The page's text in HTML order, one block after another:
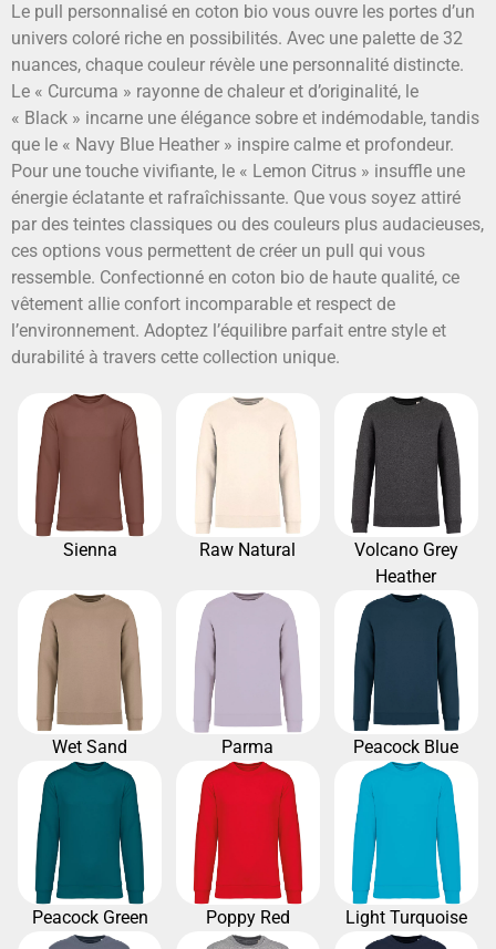
Le pull personnalisé en coton bio vous ouvre les portes d’un
univers coloré riche en possibilités. Avec une palette de 32
nuances, chaque couleur révèle une personnalité distincte.
Le « Curcuma » rayonne de chaleur et d’originalité, le
« Black » incarne une élégance sobre et indémodable, tandis
que le « Navy Blue Heather » inspire calme et profondeur.
Pour une touche vivifiante, le « Lemon Citrus » insuffle une
énergie éclatante et rafraîchissante. Que vous soyez attiré
par des teintes classiques ou des couleurs plus audacieuses,
ces options vous permettent de créer un pull qui vous
ressemble. Confectionné en coton bio de haute qualité, ce
vêtement allie confort incomparable et respect de
l’environnement. Adoptez l’équilibre parfait entre style et
durabilité à travers cette collection unique.
Sienna Raw Natural
Volcano Grey
Heather
Wet Sand Parma Peacock Blue
Peacock Green Poppy Red Light Turquoise